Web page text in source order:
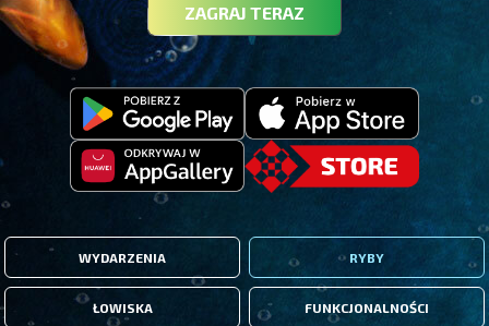
ZAGRAJ TERAZ
WYDARZENIA RYBY
ŁOWISKA FUNKCJONALNOŚCI